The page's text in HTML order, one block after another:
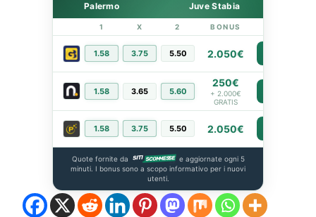
Palermo Juve Stabia
1 X 2 BONUS
1.58 3.75 5.50 2.050€
1.58 3.65 5.60
250€
+ 2.000€
GRATIS
1.58 3.75 5.50 2.050€
Quote fornite da
e aggiornate ogni 5
minuti. I bonus sono a scopo informativo per i nuovi
utenti.